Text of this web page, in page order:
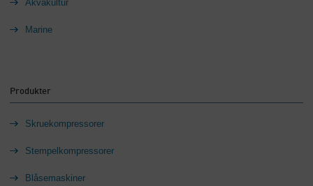
Løsninger
Oversikt
Oversikt
Konsernet
Oversikt
Akvakultur
Marine
Produkter
Skruekompressorer
Stempelkompressorer
Blåsemaskiner